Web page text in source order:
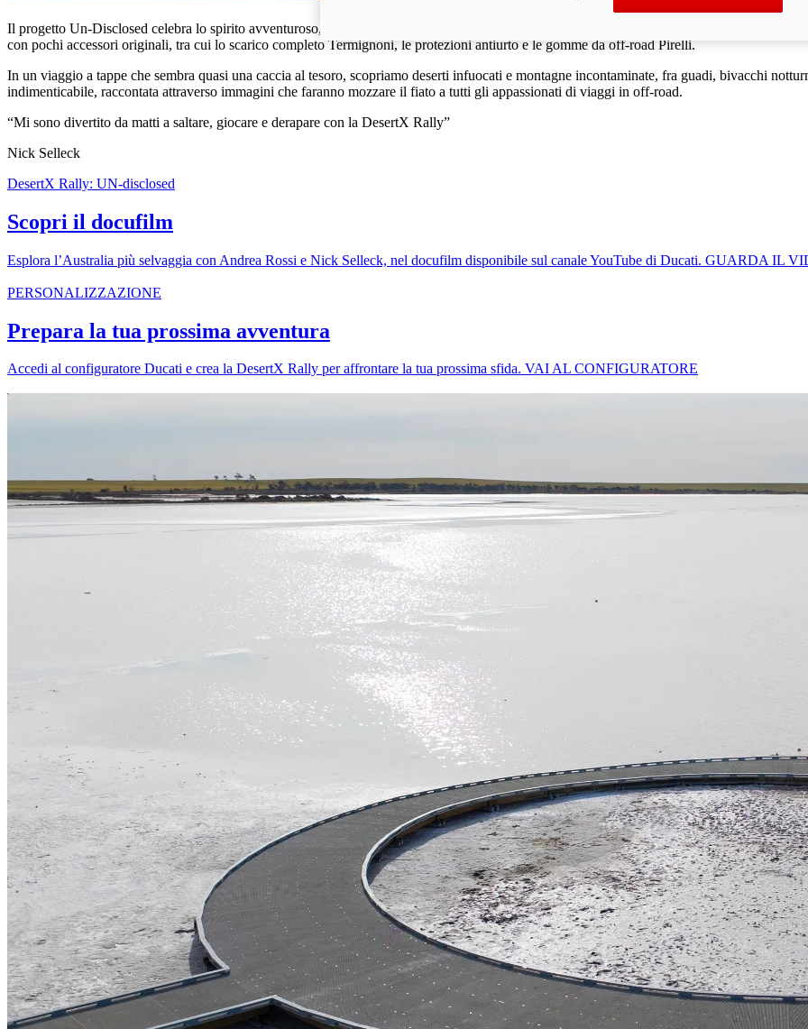
Il progetto Un-Disclosed celebra lo spirito avventuroso, la sfida del pilota e della moto alla natura selvaggia degli spazi australiani. I
con pochi accessori originali, tra cui lo scarico completo Termignoni, le protezioni antiurto e le gomme da off-road Pirelli.
In un viaggio a tappe che sembra quasi una caccia al tesoro, scopriamo deserti infuocati e montagne incontaminate, fra guadi, bivacchi
indimenticabile, raccontata attraverso immagini che faranno mozzare il fiato a tutti gli appassionati di viaggi in off-road.
“Mi sono divertito da matti a saltare, giocare e derapare con la DesertX Rally”
Nick Selleck
DesertX Rally: UN-disclosed
Scopri il docufilm
Esplora l’Australia più selvaggia con Andrea Rossi e Nick Selleck, nel docufilm disponibile sul canale YouTube di Ducati. GUARDA IL
PERSONALIZZAZIONE
Prepara la tua prossima avventura
Accedi al configuratore Ducati e crea la DesertX Rally per affrontare la tua prossima sfida. VAI AL CONFIGURATORE